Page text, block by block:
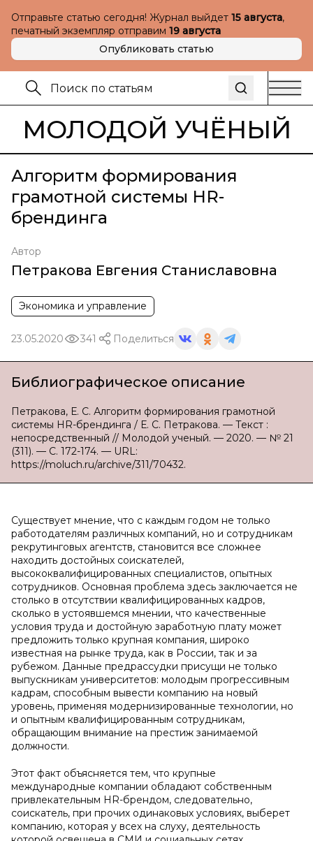
Отправьте статью сегодня! Журнал выйдет 15 августа,
печатный экземпляр отправим 19 августа
Опубликовать статью
МОЛОДОЙ УЧЁНЫЙ
Алгоритм формирования
грамотной системы HR-
брендинга
Автор
Петракова Евгения Станиславовна
Экономика и управление
23.05.2020 341 Поделиться
Библиографическое описание
Петракова, Е. С. Алгоритм формирования грамотной
системы HR-брендинга / Е. С. Петракова. — Текст :
непосредственный // Молодой ученый. — 2020. — № 21
(311). — С. 172-174. — URL:
https://moluch.ru/archive/311/70432.
Существует мнение, что с каждым годом не только
работодателям различных компаний, но и сотрудникам
рекрутинговых агентств, становится все сложнее
находить достойных соискателей,
высококвалифицированных специалистов, опытных
сотрудников. Основная проблема здесь заключается не
столько в отсутствии квалифицированных кадров,
сколько в устоявшемся мнении, что качественные
условия труда и достойную заработную плату может
предложить только крупная компания, широко
известная на рынке труда, как в России, так и за
рубежом. Данные предрассудки присущи не только
выпускникам университетов: молодым прогрессивным
кадрам, способным вывести компанию на новый
уровень, применяя модернизированные технологии, но
и опытным квалифицированным сотрудникам,
обращающим внимание на престиж занимаемой
должности.
Этот факт объясняется тем, что крупные
международные компании обладают собственным
привлекательным HR-брендом, следовательно,
соискатель, при прочих одинаковых условиях, выберет
компанию, которая у всех на слуху, деятельность